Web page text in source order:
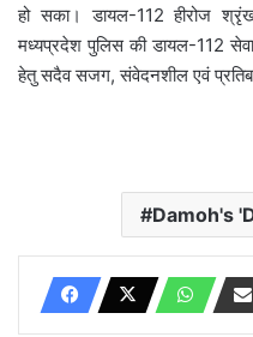
हो सका। डायल-112 हीरोज
मध्यप्रदेश पुलिस की डायल-112
हेतु सदैव सजग, संवेदनशील एवं
Damoh's